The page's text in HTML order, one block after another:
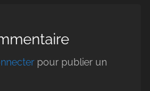
pour publier un